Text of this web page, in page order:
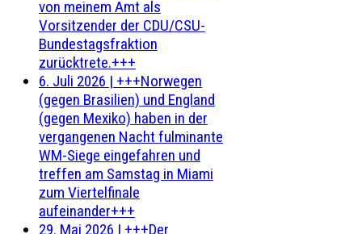
von meinem Amt als
Vorsitzender der CDU/CSU-
Bundestagsfraktion
zurücktrete.+++
6. Juli 2026 | +++Norwegen
(gegen Brasilien) und England
(gegen Mexiko) haben in der
vergangenen Nacht fulminante
WM-Siege eingefahren und
treffen am Samstag in Miami
zum Viertelfinale
aufeinander+++
29. Mai 2026 | +++Der